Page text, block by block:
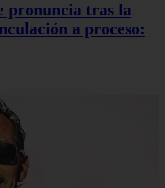
pronuncia tras la
a proceso: